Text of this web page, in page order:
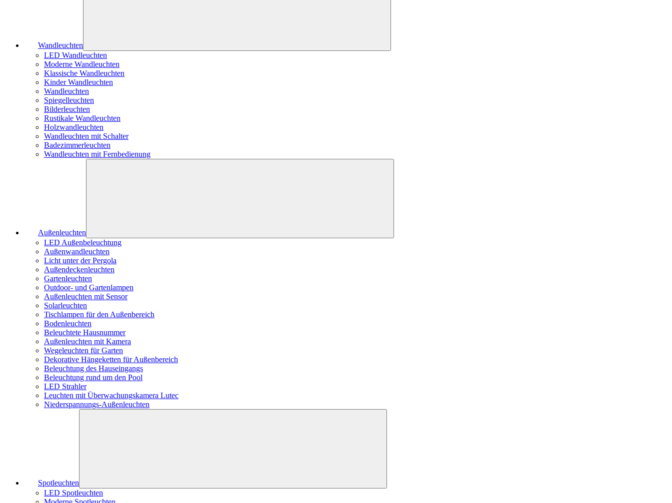
Wandleuchten
LED Wandleuchten
Moderne Wandleuchten
Klassische Wandleuchten
Kinder Wandleuchten
Wandleuchten
Spiegelleuchten
Bilderleuchten
Rustikale Wandleuchten
Holzwandleuchten
Wandleuchten mit Schalter
Badezimmerleuchten
Wandleuchten mit Fernbedienung
Außenleuchten
LED Außenbeleuchtung
Außenwandleuchten
Licht unter der Pergola
Außendeckenleuchten
Gartenleuchten
Outdoor- und Gartenlampen
Außenleuchten mit Sensor
Solarleuchten
Tischlampen für den Außenbereich
Bodenleuchten
Beleuchtete Hausnummer
Außenleuchten mit Kamera
Wegeleuchten für Garten
Dekorative Hängeketten für Außenbereich
Beleuchtung des Hauseingangs
Beleuchtung rund um den Pool
LED Strahler
Leuchten mit Überwachungskamera Lutec
Niederspannungs-Außenleuchten
Spotleuchten
LED Spotleuchten